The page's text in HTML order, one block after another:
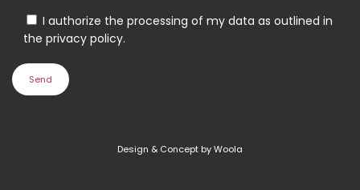
I authorize the processing of my data as outlined in
the privacy policy.
Design & Concept by Woola